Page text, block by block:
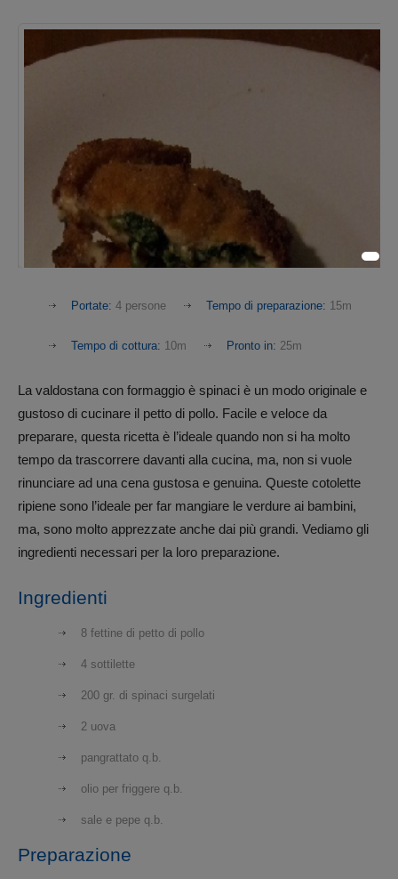
Portate: 4 persone Tempo di preparazione: 15m
Tempo di cottura: 10m Pronto in: 25m
La valdostana con formaggio è spinaci è un modo originale e
gustoso di cucinare il petto di pollo. Facile e veloce da
preparare, questa ricetta è l’ideale quando non si ha molto
tempo da trascorrere davanti alla cucina, ma, non si vuole
rinunciare ad una cena gustosa e genuina. Queste cotolette
ripiene sono l’ideale per far mangiare le verdure ai bambini,
ma, sono molto apprezzate anche dai più grandi. Vediamo gli
ingredienti necessari per la loro preparazione.
Ingredienti
8 fettine di petto di pollo
4 sottilette
200 gr. di spinaci surgelati
2 uova
pangrattato q.b.
olio per friggere q.b.
sale e pepe q.b.
Preparazione